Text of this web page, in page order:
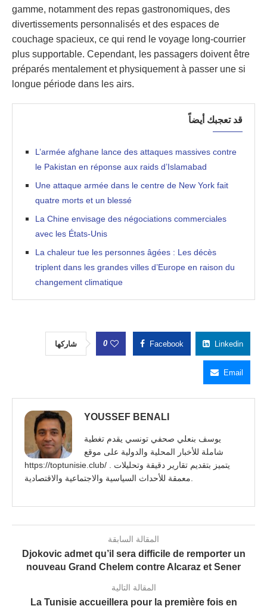
gamme, notamment des repas gastronomiques, des
divertissements personnalisés et des espaces de
couchage spacieux, ce qui rend le voyage long-courrier
plus supportable. Cependant, les passagers doivent être
préparés mentalement et physiquement à passer une si
longue période dans les airs.
قد تعجبك أيضاً
L’armée afghane lance des attaques massives contre
le Pakistan en réponse aux raids d’Islamabad
Une attaque armée dans le centre de New York fait
quatre morts et un blessé
La Chine envisage des négociations commerciales
avec les États-Unis
La chaleur tue les personnes âgées : Les décès
triplent dans les grandes villes d’Europe en raison du
changement climatique
شاركها 0 Facebook Linkedin
Email
YOUSSEF BENALI
يوسف بنعلي صحفي تونسي يقدم تغطية
شاملة للأخبار المحلية والدولية على موقع
https://toptunisie.club/ . يتميز بتقديم تقارير دقيقة وتحليلات
المقالة السابقة
Djokovic admet qu’il sera difficile de remporter un
nouveau Grand Chelem contre Alcaraz et Sener
المقالة التالية
La Tunisie accueillera pour la première fois en